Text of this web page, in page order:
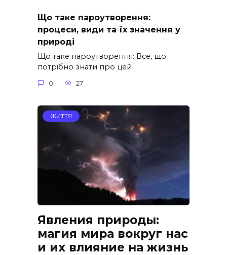
Що таке пароутворення:
процеси, види та їх значення у
природі
Що таке пароутворення: Все, що
потрібно знати про цей
0 27
ЖИТТЯ
Явления природы:
магия мира вокруг нас
и их влияние на жизнь